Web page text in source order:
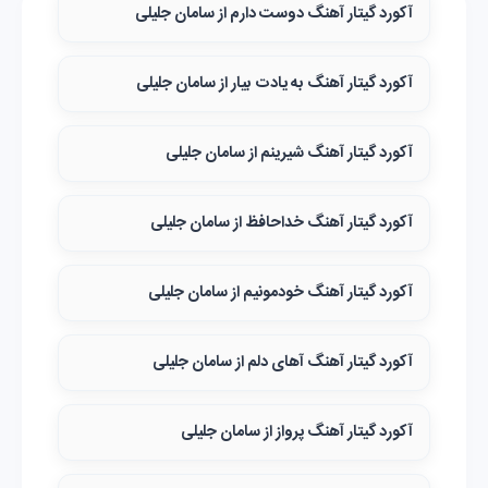
آکورد گیتار آهنگ دوست دارم از سامان جلیلی
آکورد گیتار آهنگ به یادت بیار از سامان جلیلی
آکورد گیتار آهنگ شیرینم از سامان جلیلی
آکورد گیتار آهنگ خداحافظ از سامان جلیلی
آکورد گیتار آهنگ خودمونیم از سامان جلیلی
آکورد گیتار آهنگ آهای دلم از سامان جلیلی
آکورد گیتار آهنگ پرواز از سامان جلیلی